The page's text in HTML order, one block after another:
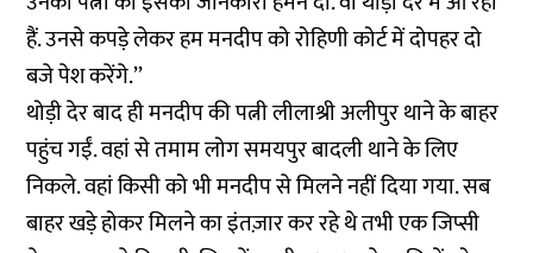
हैं. उनसे कपड़े लेकर हम मनदीप को रोहिणी कोर्ट में दोपहर दो
बजे पेश करेंगे.’’
थोड़ी देर बाद ही मनदीप की पत्नी लीलाश्री अलीपुर थाने के बाहर
पहुंच गईं. वहां से तमाम लोग समयपुर बादली थाने के लिए
निकले. वहां किसी को भी मनदीप से मिलने नहीं दिया गया. सब
बाहर खड़े होकर मिलने का इंतज़ार कर रहे थे तभी एक जिप्सी